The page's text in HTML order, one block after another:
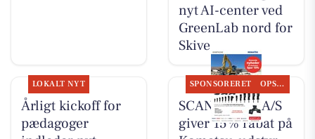
nyt AI-center ved
GreenLab nord for
Skive
LOKALT NYT
Årligt kickoff for
pædagoger
SPONSORERET OPSLAGSTAVLEN
SCANTRUCK A/S
giver 15% rabat på